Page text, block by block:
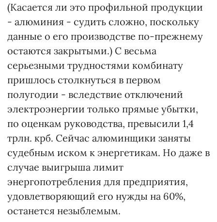
(Касается ли это профильной продукции
- алюминия - судить сложно, поскольку
данные о его производстве по-прежнему
остаются закрытыми.) С весьма
серьезными трудностями комбинату
пришлось столкнуться в первом
полугодии - вследствие отключений
электроэнергии только прямые убытки,
по оценкам руководства, превысили 1,4
трлн. крб. Сейчас алюминщики заняты
судебным иском к энергетикам. Но даже в
случае выигрыша лимит
энергопотребления для предприятия,
удовлетворяющий его нужды на 60%,
останется незыблемым.